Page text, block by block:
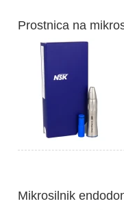
Prostnica na
Mikrosilnik